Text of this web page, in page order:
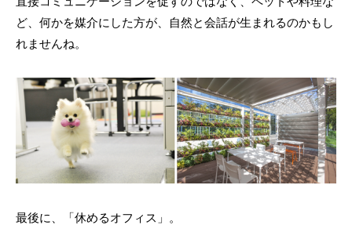
ど、何かを媒介にした方が、自然と会話が生まれるのかもし
れませんね。
最後に、「休めるオフィス」。